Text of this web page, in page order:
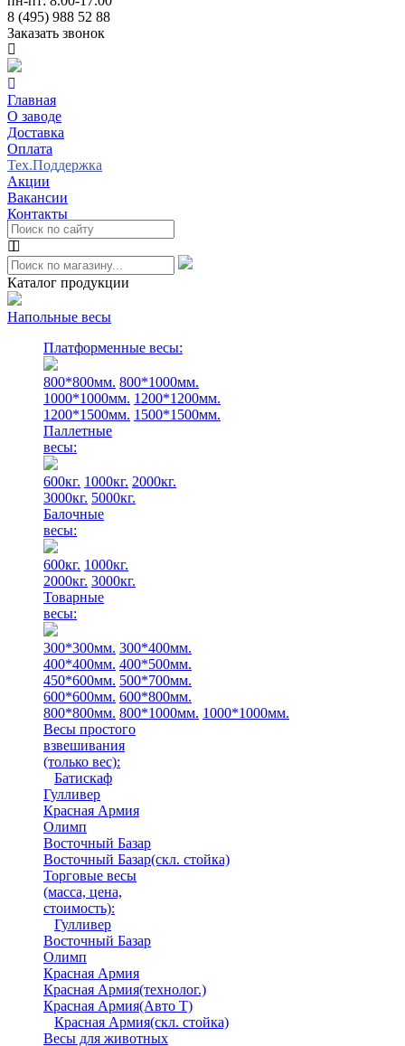
8 (495) 988 52 88
Заказать звонок
Главная
О заводе
Доставка
Оплата
Тех.Поддержка
Акции
Вакансии
Контакты
Каталог продукции
Напольные весы
Платформенные весы:
800*800мм. 800*1000мм.
1000*1000мм. 1200*1200мм.
1200*1500мм. 1500*1500мм.
Паллетные
весы:
600кг. 1000кг. 2000кг.
3000кг. 5000кг.
Балочные
весы:
600кг. 1000кг.
2000кг. 3000кг.
Товарные
весы:
300*300мм. 300*400мм.
400*400мм. 400*500мм.
450*600мм. 500*700мм.
600*600мм. 600*800мм.
800*800мм. 800*1000мм. 1000*1000мм.
Весы простого
взвешивания
(только вес):
Батискаф
Гулливер
Красная Армия
Олимп
Восточный Базар
Восточный Базар(скл. стойка)
Торговые весы
(масса, цена,
стоимость):
Гулливер
Восточный Базар
Олимп
Красная Армия
Красная Армия(технолог.)
Красная Армия(Авто Т)
Красная Армия(скл. стойка)
Весы для животных